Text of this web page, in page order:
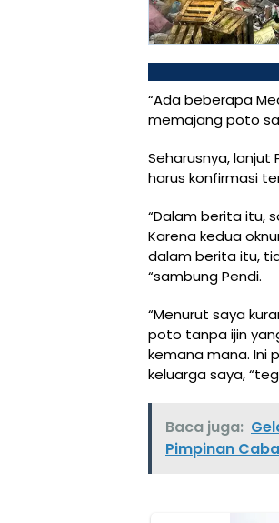
“Ada beberapa
memajang poto
Seharusnya,
harus konfirmasi
“Dalam berita itu,
Karena kedua
dalam berita itu,
“sambung Pendi.
“Menurut saya
poto tanpa ijin
kemana mana. Ini
keluarga saya,
Baca juga:
Pimpinan